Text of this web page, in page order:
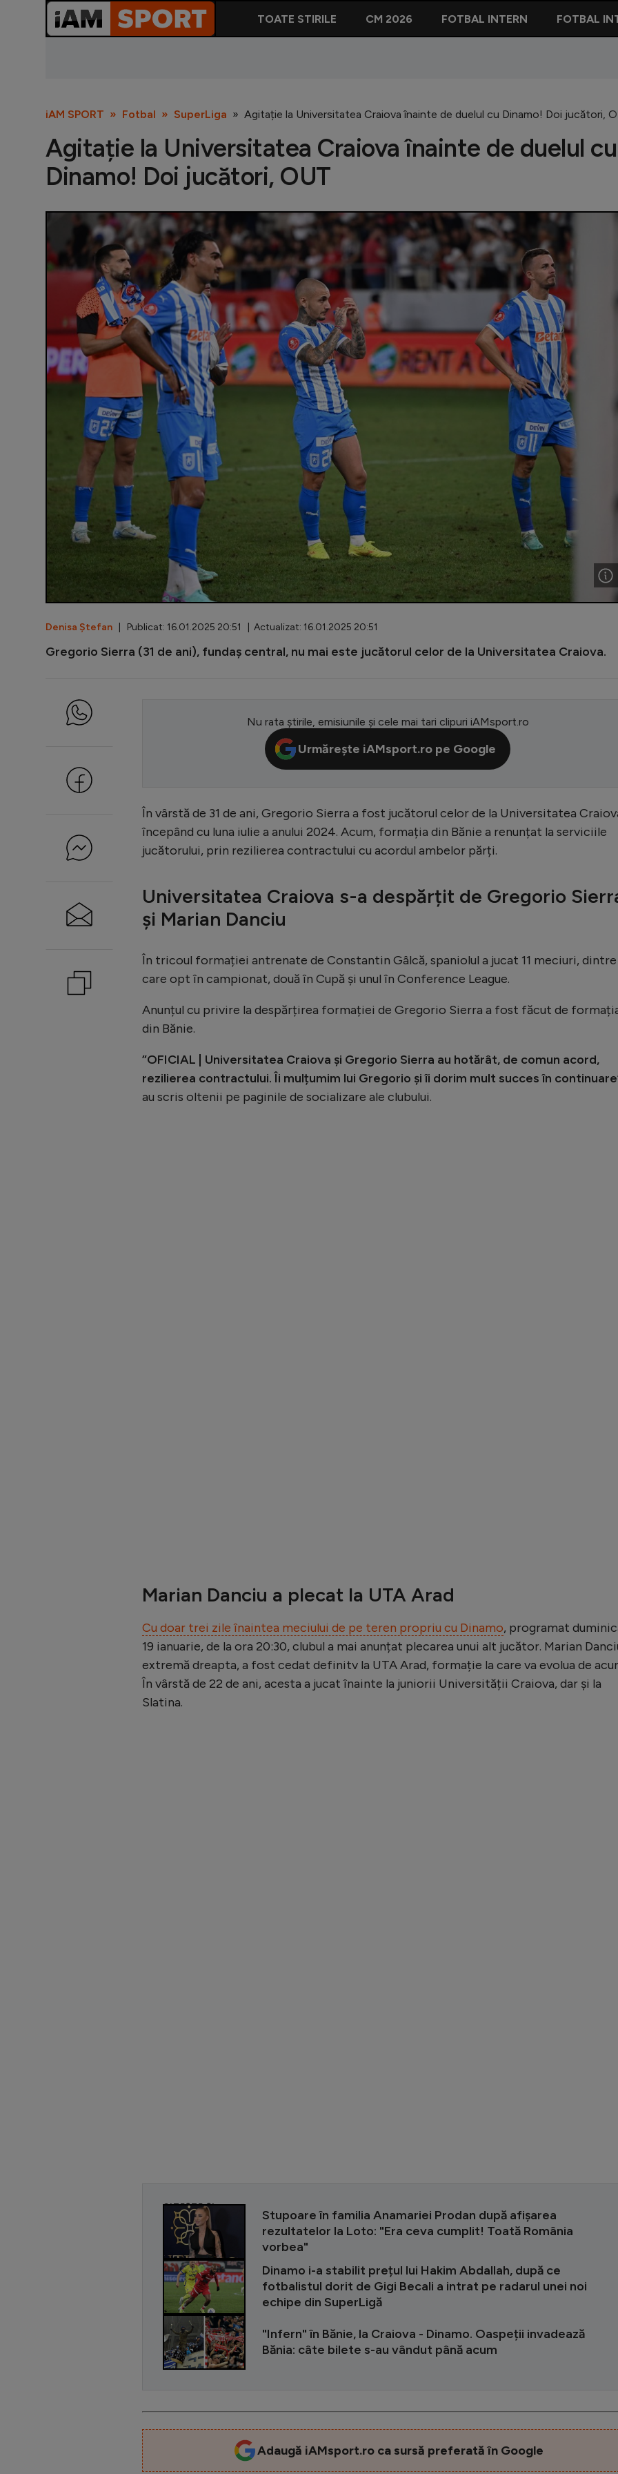
TOATE STIRILE CM 2026 FOTBAL INTERN FOTBAL
iAM SPORT Fotbal SuperLiga Agitație la Universitatea Craiova înainte de duelul cu Dinamo! Doi jucători,
Agitație la Universitatea Craiova înainte de duelul cu
Dinamo! Doi jucători, OUT
Denisa Ștefan | Publicat: 16.01.2025 20:51 | Actualizat: 16.01.2025 20:51
Gregorio Sierra (31 de ani), fundaș central, nu mai este jucătorul celor de la Universitatea Craiova.
Nu rata știrile, emisiunile și cele mai tari clipuri iAMsport.ro
Urmărește iAMsport.ro pe Google
În vârstă de 31 de ani, Gregorio Sierra a fost jucătorul celor de la Universitatea
începând cu luna iulie a anului 2024. Acum, formația din Bănie a renunțat la serviciile
jucătorului, prin rezilierea contractului cu acordul ambelor părți.
Universitatea Craiova s-a despărțit de Gregorio
și Marian Danciu
În tricoul formației antrenate de Constantin Gâlcă, spaniolul a jucat 11 meciuri, dintre
care opt în campionat, două în Cupă și unul în Conference League.
Anunțul cu privire la despărțirea formației de Gregorio Sierra a fost făcut de
din Bănie.
”OFICIAL | Universitatea Craiova și Gregorio Sierra au hotărât, de comun acord,
rezilierea contractului. Îi mulțumim lui Gregorio și îi dorim mult succes în
au scris oltenii pe paginile de socializare ale clubului.
Marian Danciu a plecat la UTA Arad
Cu doar trei zile înaintea meciului de pe teren propriu cu Dinamo, programat
19 ianuarie, de la ora 20:30, clubul a mai anunțat plecarea unui alt jucător. Marian
extremă dreapta, a fost cedat definitv la UTA Arad, formație la care va evolua de
În vârstă de 22 de ani, acesta a jucat înainte la juniorii Universității Craiova, dar și la
Slatina.
CITEȘTE ȘI
Stupoare în familia Anamariei Prodan după afișarea
rezultatelor la Loto: "Era ceva cumplit! Toată România
vorbea"
Dinamo i-a stabilit prețul lui Hakim Abdallah, după ce
fotbalistul dorit de Gigi Becali a intrat pe radarul unei noi
echipe din SuperLigă
"Infern" în Bănie, la Craiova - Dinamo. Oaspeții invadează
Bănia: câte bilete s-au vândut până acum
Adaugă iAMsport.ro ca sursă preferată în Google